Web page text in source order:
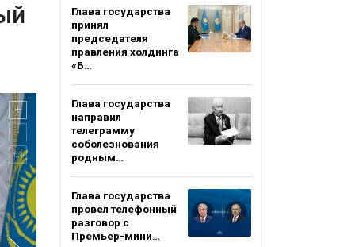
Глава государства
принял
председателя
правления холдинга
«Б…
Глава государства
направил
телеграмму
соболезнования
родным…
Глава государства
провел телефонный
разговор с
Премьер-мини…